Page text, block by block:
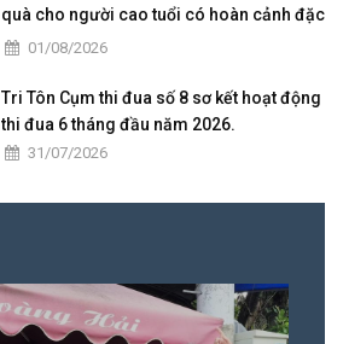
quà cho người cao tuổi có hoàn cảnh đặc
biệt khó khăn tại xã Tri Tôn.
01/08/2026
Tri Tôn Cụm thi đua số 8 sơ kết hoạt động
thi đua 6 tháng đầu năm 2026.
31/07/2026